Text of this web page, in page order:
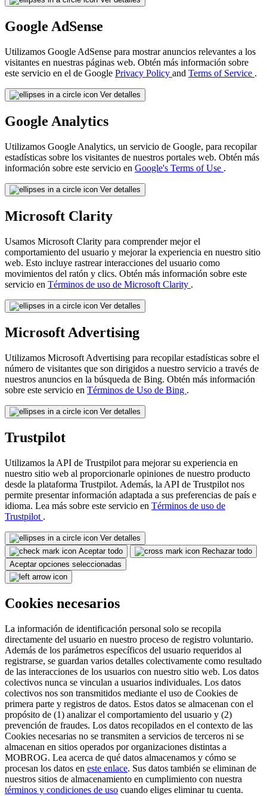
Google AdSense
Utilizamos Google AdSense para mostrar anuncios relevantes a los
visitantes en nuestras páginas web. Obtén más información sobre
este servicio en el de Google Privacy Policy and Terms of Service .
Ver detalles
Google Analytics
Utilizamos Google Analytics, un servicio de Google, para recopilar
estadísticas sobre los visitantes de nuestros portales web. Obtén más
información sobre este servicio en Google's Terms of Use .
Ver detalles
Microsoft Clarity
Usamos Microsoft Clarity para comprender mejor el
comportamiento del usuario y mejorar la experiencia en nuestro sitio
web. Esto incluye rastrear interacciones del usuario como
movimientos del ratón y clics. Obtén más información sobre este
servicio en Términos de uso de Microsoft Clarity .
Ver detalles
Microsoft Advertising
Utilizamos Microsoft Advertising para recopilar estadísticas sobre el
número de visitantes que son dirigidos a nuestro servicio a través de
nuestros anuncios en la búsqueda de Bing. Obtén más información
sobre este servicio en Términos de Uso de Bing .
Ver detalles
Trustpilot
Utilizamos la API de Trustpilot para mejorar su experiencia en
nuestro sitio web al proporcionarle opiniones de nuestro producto
desde la plataforma Trustpilot. Además, la API de Trustpilot nos
permite presentar información adaptada a sus preferencias de país e
idioma. Lea más sobre este servicio en Términos de uso de
Trustpilot .
Ver detalles
Aceptar todo
Rechazar todo
Aceptar opciones seleccionadas
Cookies necesarios
La información de identificación personal solo se recopila
directamente del usuario en nuestro proceso de registro voluntario.
Además de los parámetros específicos del usuario requeridos al
registrarse, se guardan varios detalles colectivamente como resultado
de las interacciones de los usuarios con nuestro sitio web. Los datos
colectivos nunca se vinculan a usuarios individuales. Los datos
colectivos nos son transmitidos mediante el uso de Cookies de
primera parte y registros de datos. Estos datos se almacenan con el
propósito de (1) analizar el comportamiento del usuario y (2)
prevención de fraudes. Los datos recopilados en el contexto de las
Cookies necesarias no se transmiten a servicios de terceros ni se
almacenan en sitios operados por organizaciones distintas a
MOBROG. Lea acerca de qué datos almacenamos y cómo se
procesan los datos en este enlace. Sus datos también se eliminan de
nuestros sitios de almacenamiento en cumplimiento con nuestra
términos y condiciones de uso cuando eliges eliminar tu cuenta.